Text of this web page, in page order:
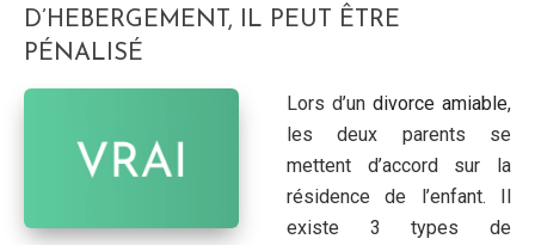
D’HEBERGEMENT, IL PEUT ÊTRE
PÉNALISÉ
Lors d’un divorce amiable,
les deux parents se
mettent d’accord sur la
résidence de l’enfant. Il
existe 3 types de